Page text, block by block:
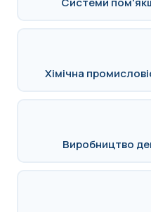
Хімічна
Виробництво